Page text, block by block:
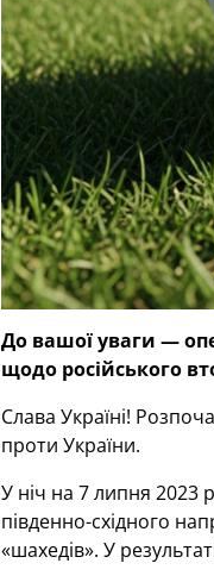
До вашої уваги —
щодо російського
Слава Україні!
проти України.
У ніч на 7 липня 2023
південно-східного
«шахедів». У